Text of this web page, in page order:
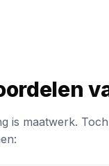
is maatwerk.